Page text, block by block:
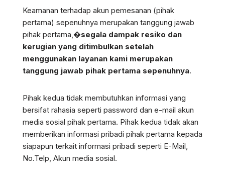
Keamanan terhadap akun pemesanan (pihak
pertama) sepenuhnya merupakan tanggung jawab
pihak pertama,�segala dampak resiko dan
kerugian yang ditimbulkan setelah
menggunakan layanan kami merupakan
tanggung jawab pihak pertama sepenuhnya.
Pihak kedua tidak membutuhkan informasi yang
bersifat rahasia seperti password dan e-mail akun
media sosial pihak pertama. Pihak kedua tidak akan
memberikan informasi pribadi pihak pertama kepada
siapapun terkait informasi pribadi seperti E-Mail,
No.Telp, Akun media sosial.